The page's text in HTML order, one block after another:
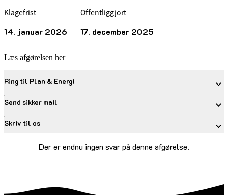
Klagefrist
14. januar 2026
Offentliggjort
17. december 2025
Læs afgørelsen her
Ring til Plan & Energi
Send sikker mail
Skriv til os
Der er endnu ingen svar på denne afgørelse.